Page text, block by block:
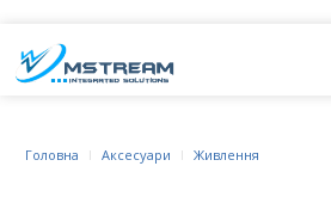
Головна Аксесуари Живлення